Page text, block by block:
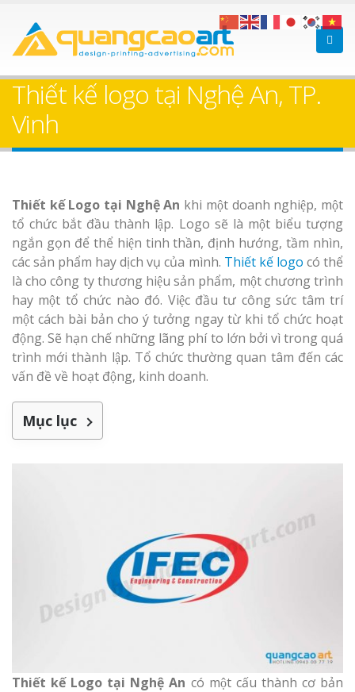
Thiết kế logo tại Nghệ An, TP.
Vinh
Thiết kế Logo tại Nghệ An khi một doanh nghiệp, một
tổ chức bắt đầu thành lập. Logo sẽ là một biểu tượng
ngắn gọn để thể hiện tinh thần, định hướng, tầm nhìn,
các sản phẩm hay dịch vụ của mình. Thiết kế logo có thể
là cho công ty thương hiệu sản phẩm, một chương trình
hay một tổ chức nào đó. Việc đầu tư công sức tâm trí
một cách bài bản cho ý tưởng ngay từ khi tổ chức hoạt
động. Sẽ hạn chế những lãng phí to lớn bởi vì trong quá
trình mới thành lập. Tổ chức thường quan tâm đến các
vấn đề về hoạt động, kinh doanh.
Mục lục
Thiết kế Logo tại Nghệ An có một cấu thành cơ bản
Làm bảng hiệu gỗ tại
theo yêu cầu
Làm bảng hiệu gỗ tại
Biên Hòa
Làm Biển
Làm bảng
Dương
Thi công
cáo Thuận
Dương
Làm biển
Thi công
Làm biển
Nghệ An giá